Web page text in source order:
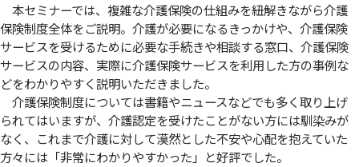
本セミナーでは、複雑な介護保険の仕組みを紐解きながら介護
保険制度全体をご説明。介護が必要になるきっかけや、介護保険
サービスを受けるために必要な手続きや相談する窓口、介護保険
サービスの内容、実際に介護保険サービスを利用した方の事例な
どをわかりやすく説明いただきました。
介護保険制度については書籍やニュースなどでも多く取り上げ
られてはいますが、介護認定を受けたことがない方には馴染みが
なく、これまで介護に対して漠然とした不安や心配を抱えていた
方々には「非常にわかりやすかった」と好評でした。